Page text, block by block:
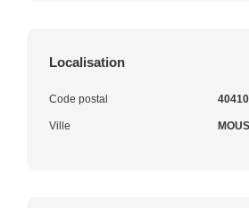
Localisation
Code postal 40410
Ville